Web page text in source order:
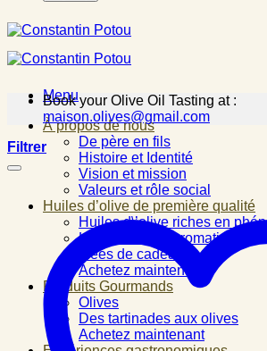
Menu
À propos de nous
De père en fils
Histoire et Identité
Vision et mission
Valeurs et rôle social
Huiles d’olive de première qualité
Huiles d\’olive riches en
Huiles d\’olive aromatisées
Idées de cadeau
Achetez maintenant
Produits Gourmands
Olives
Des tartinades aux olives
Achetez maintenant
Book your Olive Oil Tasting at :
maison.olives@gmail.com
Filtrer